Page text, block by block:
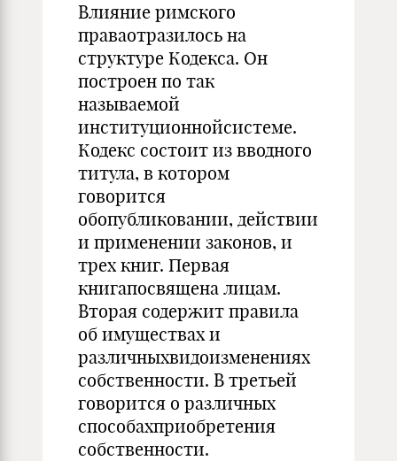
Влияние римского
праваотразилось на
структуре Кодекса. Он
построен по так
называемой
институционнойсистеме.
Кодекс состоит из вводного
титула, в котором
говорится
обопубликовании, действии
и применении законов, и
трех книг. Первая
книгапосвящена лицам.
Вторая содержит правила
об имуществах и
различныхвидоизменениях
собственности. В третьей
говорится о различных
способахприобретения
собственности.